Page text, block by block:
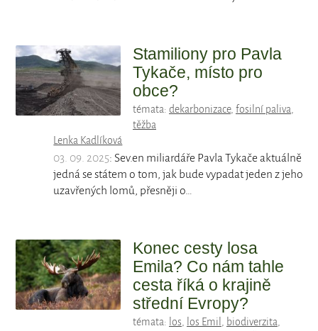
Stamiliony pro Pavla
Tykače, místo pro
obce?
témata: dekarbonizace, fosilní paliva,
těžba
Lenka Kadlíková
03. 09. 2025: Sev.en miliardáře Pavla Tykače aktuálně
jedná se státem o tom, jak bude vypadat jeden z jeho
uzavřených lomů, přesněji o…
Konec cesty losa
Emila? Co nám tahle
cesta říká o krajině
střední Evropy?
témata: los, los Emil , biodiverzita,